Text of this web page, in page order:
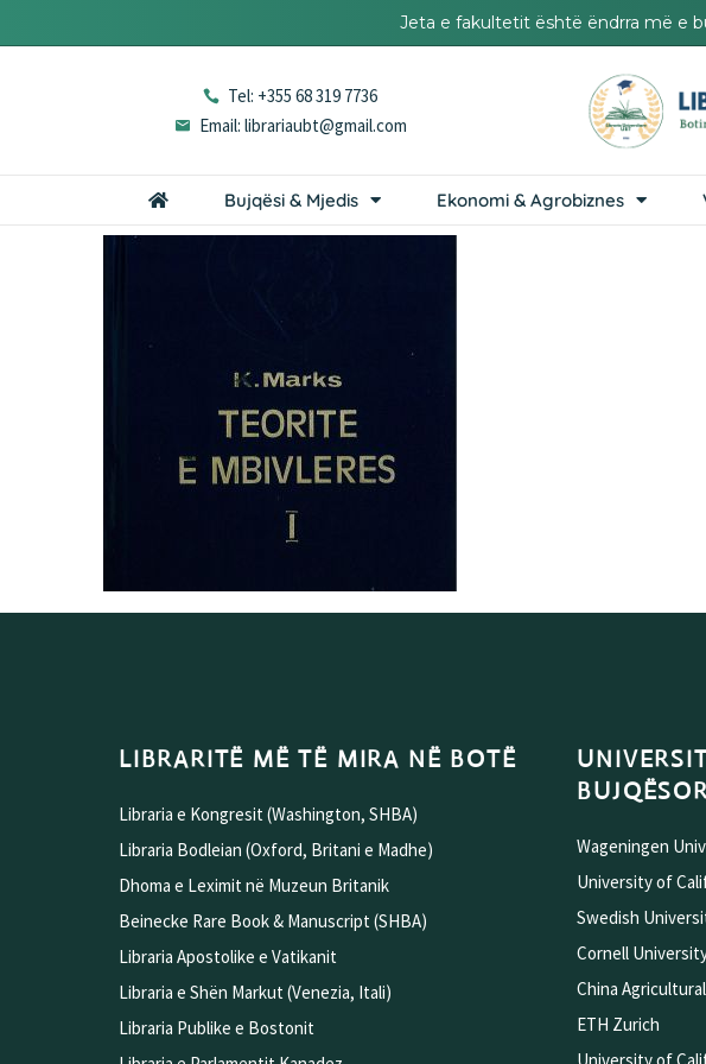
Jeta e fakultetit është ëndrra më e
Tel: +355 68 319 7736
Email: librariaubt@gmail.com
Bujqësi & Mjedis Ekonomi & Agrobiznes
LIBRARITË MË TË MIRA NË BOTË
Libraria e Kongresit (Washington, SHBA)
Libraria Bodleian (Oxford, Britani e Madhe)
Dhoma e Leximit në Muzeun Britanik
Beinecke Rare Book & Manuscript (SHBA)
Libraria Apostolike e Vatikanit
Libraria e Shën Markut (Venezia, Itali)
Libraria Publike e Bostonit
Wageningen
University of
Swedish
Cornell
China
ETH Zurich